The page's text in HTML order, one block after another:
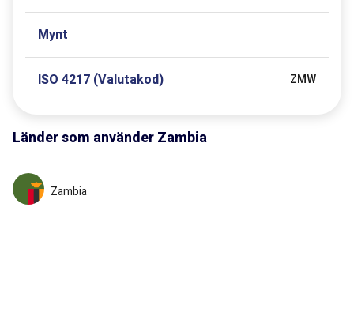
Länder som använderZambia
Zambia
Mynt
ISO 4217 (Valutakod) ZMW